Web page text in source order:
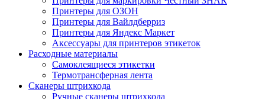
Принтеры для ОЗОН
Принтеры для Вайлдберриз
Принтеры для Яндекс Маркет
Аксессуары для принтеров этикеток
Расходные материалы
Самоклеящиеся этикетки
Термотрансферная лента
Сканеры штрихкода
Ручные сканеры штрихкода